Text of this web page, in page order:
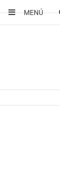
MENÚ